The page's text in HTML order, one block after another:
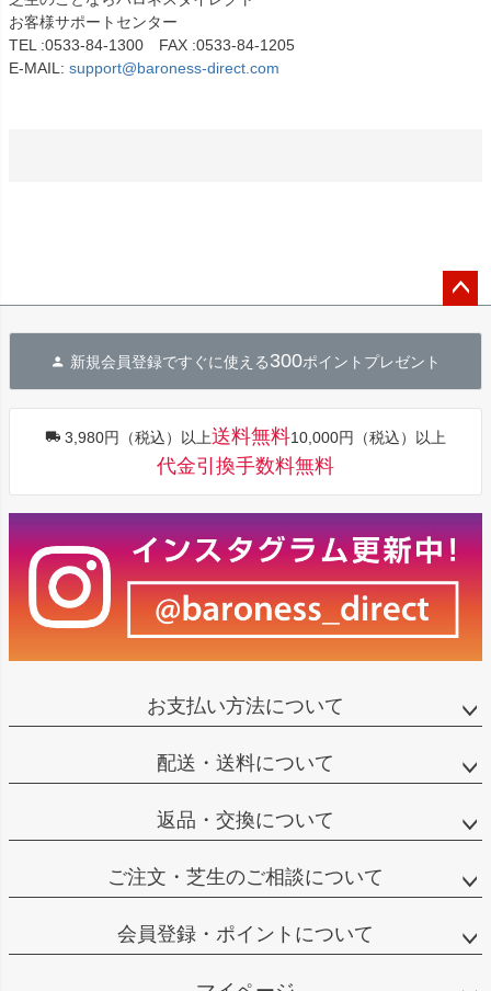
お客様サポートセンター
TEL :0533-84-1300 FAX :0533-84-1205
E-MAIL: support@baroness-direct.com
へ
新規会員登録ですぐに使える300ポイントプレゼント
3,980円（税込）以上送料無料10,000円（税込）以上
代金引換手数料無料
お支払い方法について
配送・送料について
返品・交換について
ご注文・芝生のご相談について
会員登録・ポイントについて